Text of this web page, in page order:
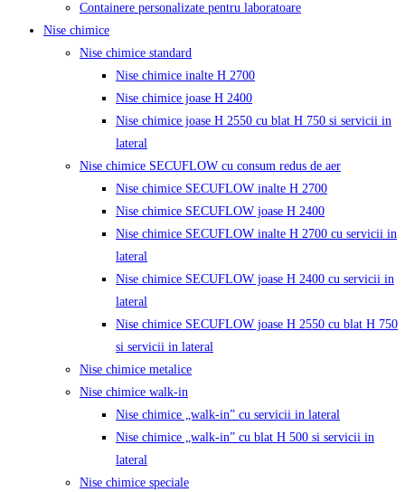
Containere personalizate pentru laboratoare
Nise chimice
Nise chimice standard
Nise chimice inalte H 2700
Nise chimice joase H 2400
Nise chimice joase H 2550 cu blat H 750 si servicii in
lateral
Nise chimice SECUFLOW cu consum redus de aer
Nise chimice SECUFLOW inalte H 2700
Nise chimice SECUFLOW joase H 2400
Nise chimice SECUFLOW inalte H 2700 cu servicii in
lateral
Nise chimice SECUFLOW joase H 2400 cu servicii in
lateral
Nise chimice SECUFLOW joase H 2550 cu blat H 750
si servicii in lateral
Nise chimice metalice
Nise chimice walk-in
Nise chimice „walk-in” cu servicii in lateral
Nise chimice „walk-in” cu blat H 500 si servicii in
lateral
Nise chimice speciale